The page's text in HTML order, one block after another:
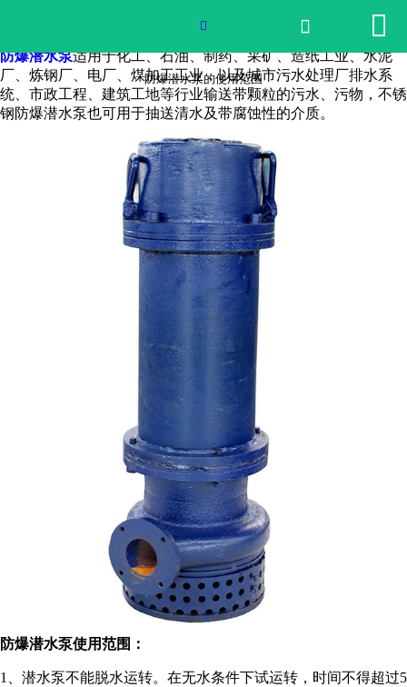
网站首页
2026世界杯官网
产品中心
荣誉资质
公司实景
公司动态

防爆潜水泵的使用范围
 
防爆潜水泵的使用范围
防爆潜水泵适用于化工、石油、制药、采矿、造纸工业、水泥
厂、炼钢厂、电厂、煤加工工业，以及城市污水处理厂排水系
统、市政工程、建筑工地等行业输送带颗粒的污水、污物，不锈
钢防爆潜水泵也可用于抽送清水及带腐蚀性的介质。
防爆潜水泵使用范围 ：
1、潜水泵不能脱水运转。在无水条件下试运转，时间不得超过5